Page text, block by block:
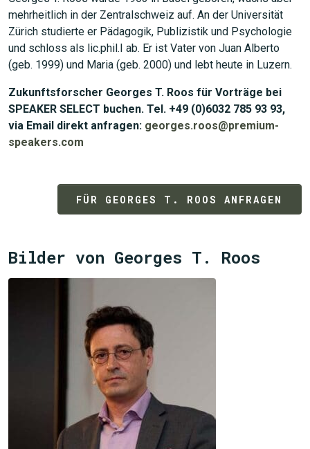
mehrheitlich in der Zentralschweiz auf. An der Universität
Zürich studierte er Pädagogik, Publizistik und Psychologie
und schloss als lic.phil.I ab. Er ist Vater von Juan Alberto
(geb. 1999) und Maria (geb. 2000) und lebt heute in Luzern.
Zukunftsforscher Georges T. Roos für Vorträge bei
SPEAKER SELECT buchen. Tel. +49 (0)6032 785 93 93,
via Email direkt anfragen: georges.roos@premium-
speakers.com
FÜR GEORGES T. ROOS ANFRAGEN
Bilder von Georges T. Roos